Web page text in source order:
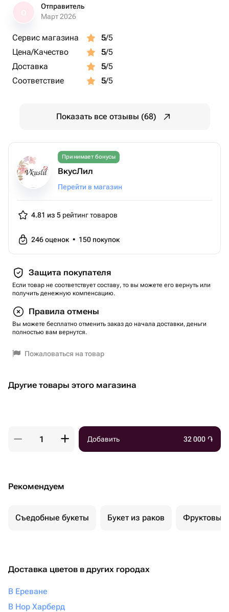
Отправитель
Март 2026
Сервис магазина 5/5
Цена/Качество
5/5
Доставка
5/5
Соответствие
5/5
Показать все отзывы (68)
Принимает бонусы
ВкусЛил
Перейти в магазин
4.81 из 5 рейтинг товаров
246оценок • 150 покупок
Защита покупателя
Если товар не соответствует составу, то вы можете его вернуть или
получить денежную компенсацию.
Правила отмены
Вы можете бесплатно отменить заказ до начала доставки, деньги
полностью вам вернутся.
Пожаловаться на товар
Другие товары этого магазина
Добавить 32 000 ֏
Рекомендуем
Съедобные букеты Букет из раков Фруктовый
Доставка цветов в других городах
В Ереване
В Нор Харберд